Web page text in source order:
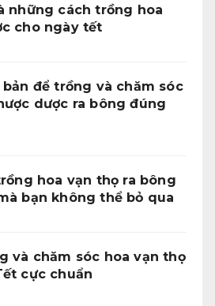
những cách trồng hoa
cho ngày tết
bản để trồng và chăm sóc
dược ra bông đúng
hoa vạn thọ ra bông
bạn không thể bỏ qua
và chăm sóc hoa vạn thọ
cực chuẩn